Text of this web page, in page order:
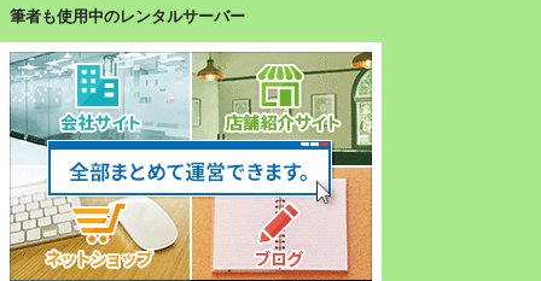
筆者も使用中のレンタルサーバー